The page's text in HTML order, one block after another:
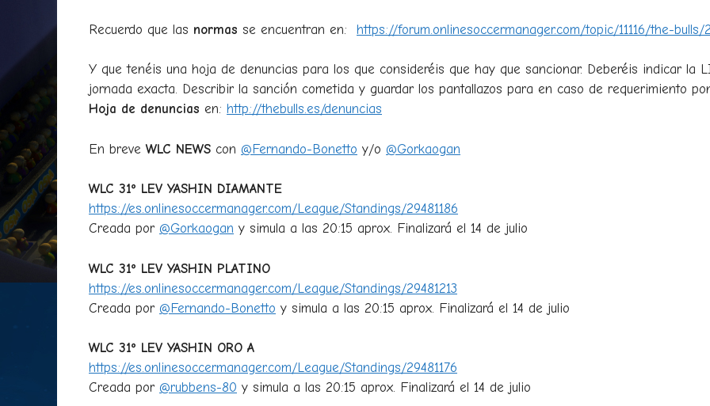
Recuerdo que las normas se encuentran en: https://forum.onlinesoccermanager.com/topic/11116/the-bulls/
Y que tenéis una hoja de denuncias para los que consideréis que hay que sancionar. Deberéis indicar la
jornada exacta. Describir la sanción cometida y guardar los pantallazos para en caso de requerimiento
Hoja de denuncias en: http://thebulls.es/denuncias
En breve WLC NEWS con @Fernando-Bonetto y/o @Gorkaogan
WLC 31º LEV YASHIN DIAMANTE
https://es.onlinesoccermanager.com/League/Standings/29481186
Creada por @Gorkaogan y simula a las 20:15 aprox. Finalizará el 14 de julio
WLC 31º LEV YASHIN PLATINO
https://es.onlinesoccermanager.com/League/Standings/29481213
Creada por @Fernando-Bonetto y simula a las 20:15 aprox. Finalizará el 14 de julio
WLC 31º LEV YASHIN ORO A
https://es.onlinesoccermanager.com/League/Standings/29481176
Creada por @rubbens-80 y simula a las 20:15 aprox. Finalizará el 14 de julio